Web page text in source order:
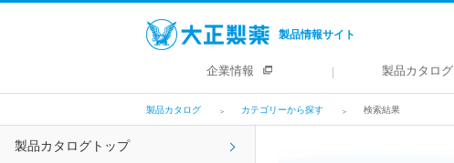
製品情報サイト
企業情報 製品カタログ
製品カタログ カテゴリーから探す 検索結果
製品カタログトップ